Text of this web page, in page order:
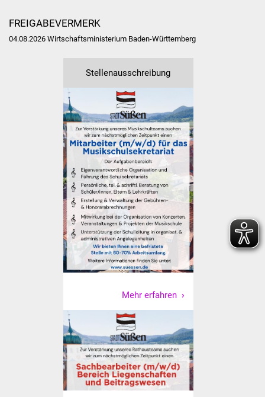
Freundeskreis Asyl
Ukraine-Hilfe
Wohnen
Bauen in Süßen
Wohnimmobilien +
Baugrundstücke
Wirtschaft
Haushalt & Infos
Wirtschaftsförderung
IKG Auen
Ausschreibungen
Öffentliche
Ausschreibung
FREIGABEVERMERK
04.08.2026 Wirtschaftsministerium Baden-Württemberg
Stellenausschreibung
Mehr erfahren